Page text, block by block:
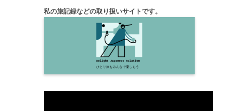
私の旅記録などの取り扱いサイトです。